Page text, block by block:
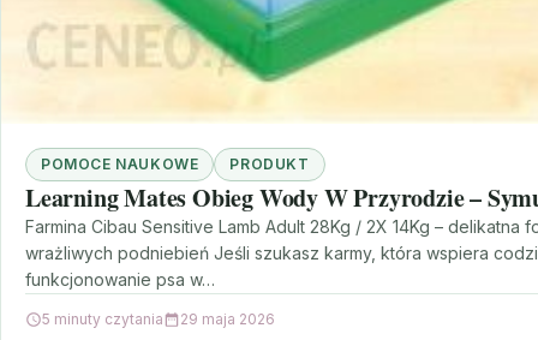
POMOCE NAUKOWE PRODUKT
Learning Mates Obieg Wody W Przyrodzie –
Farmina Cibau Sensitive Lamb Adult 28Kg / 2X 14Kg – delikatna
wrażliwych podniebień Jeśli szukasz karmy, która wspiera
funkcjonowanie psa w…
5 minuty czytania 29 maja 2026